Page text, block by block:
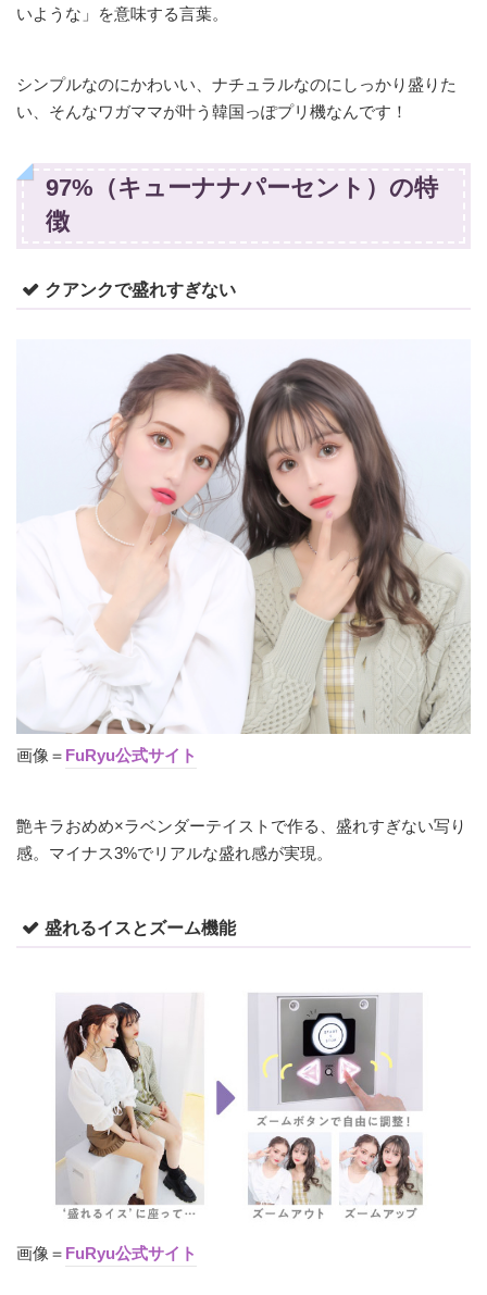
いような」を意味する言葉。
シンプルなのにかわいい、ナチュラルなのにしっかり盛りた
い、そんなワガママが叶う韓国っぽプリ機なんです！
97%（キューナナパーセント）の特
徴
クアンクで盛れすぎない
画像＝ FuRyu公式サイト
艶キラおめめ×ラベンダーテイストで作る、盛れすぎない写り
感。マイナス3%でリアルな盛れ感が実現。
盛れるイスとズーム機能
画像＝ FuRyu公式サイト